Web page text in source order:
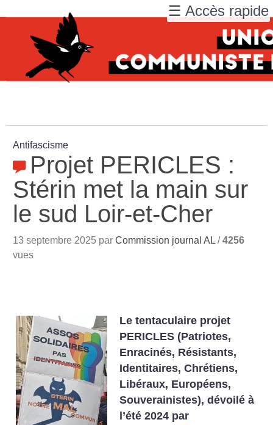
Antifascisme
Projet PERICLES :
Stérin met la main sur
le sud Loir-et-Cher
13 septembre 2025 parCommission journal AL /4256
vues
Le tentaculaire projet
PERICLES (Patriotes,
Enracinés, Résistants,
Identitaires, Chrétiens,
Libéraux, Européens,
Souverainistes), dévoilé à
l’été 2024 par
☰ Accès rapide